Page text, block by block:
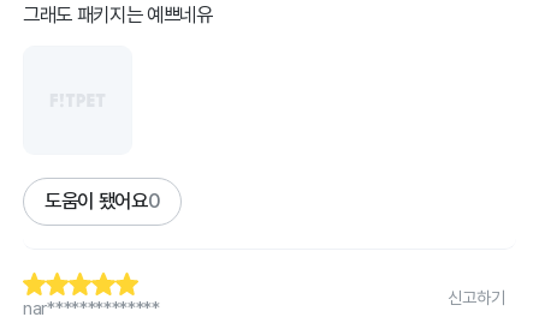
그래도 패키지는 예쁘네유
도움이 됐어요0
nar**************
신고하기